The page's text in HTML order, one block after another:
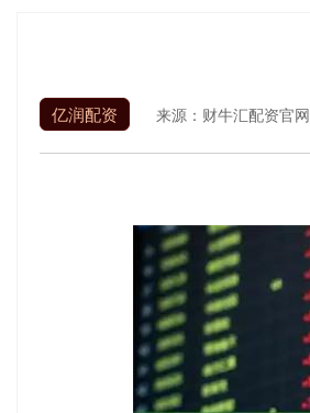
亿润配资 来源：财牛汇配资官网